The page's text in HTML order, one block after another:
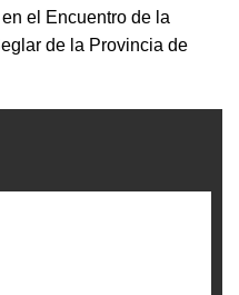
el Encuentro de la
de la Provincia de